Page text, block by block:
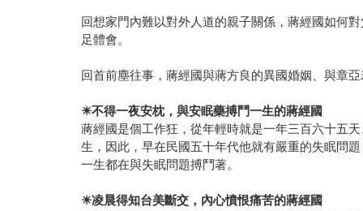
回想家門內難以對外人道的親子關係，蔣經國如何
足體會。
回首前塵往事，蔣經國與蔣方良的異國婚姻、與章
☀不得一夜安枕，與安眠藥搏鬥一生的蔣經國
蔣經國是個工作狂，從年輕時就是一年三百六十五
生，因此，早在民國五十年代他就有嚴重的失眠問
一生都在與失眠問題搏鬥著。
☀凌晨得知台美斷交，內心憤恨痛苦的蔣經國